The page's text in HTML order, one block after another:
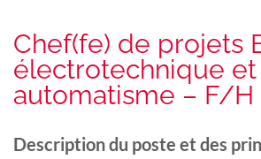
Chef(fe) de projets
électrotechnique et
automatisme – F/H
Description du poste et des